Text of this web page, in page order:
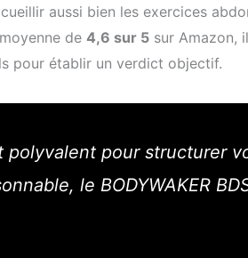
aussi bien les exercices
de 4,6 sur 5 sur Amazon,
pour établir un verdict objectif.
pour structurer
le BODYWAKER